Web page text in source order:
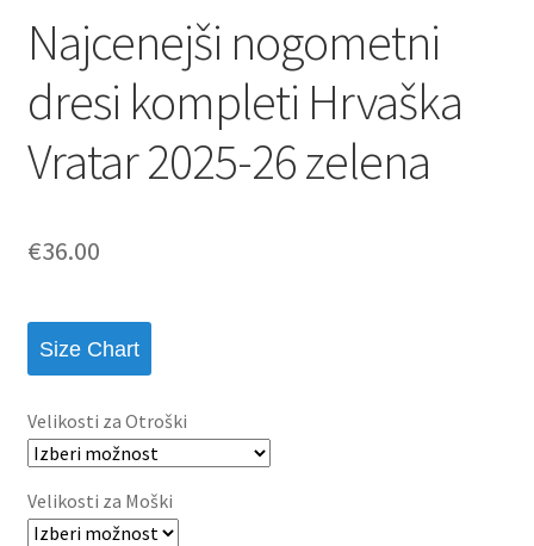
Najcenejši nogometni
dresi kompleti Hrvaška
Vratar 2025-26 zelena
€36.00
Size Chart
Velikosti za Otroški
Velikosti za Moški